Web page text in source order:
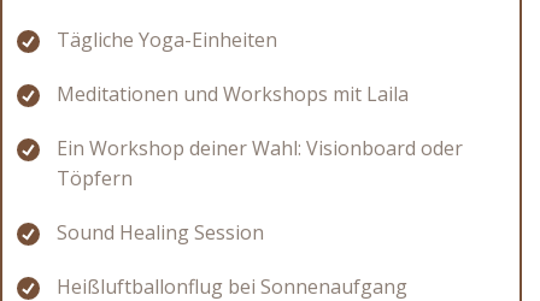
Tägliche Yoga-Einheiten
Meditationen und Workshops mit Laila
Ein Workshop deiner Wahl: Visionboard oder
Töpfern
Sound Healing Session
Heißluftballonflug bei Sonnenaufgang